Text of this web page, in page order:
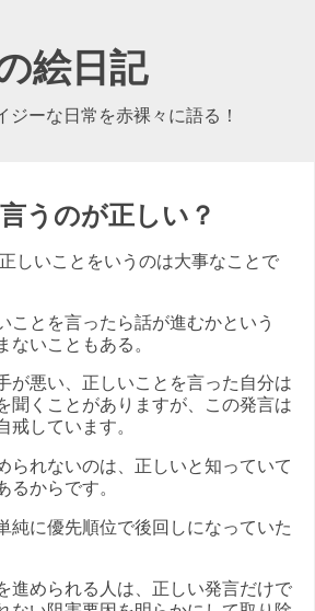
絵日記
ジーな日常を赤裸々に語る！
うのが正しい？
しいことをいうのは大事なことで
ことを言ったら話が進むかという
ないこともある。
が悪い、正しいことを言った自分は
聞くことがありますが、この発言は
戒しています。
られないのは、正しいと知っていて
るからです。
純に優先順位で後回しになっていた
進められる人は、正しい発言だけで